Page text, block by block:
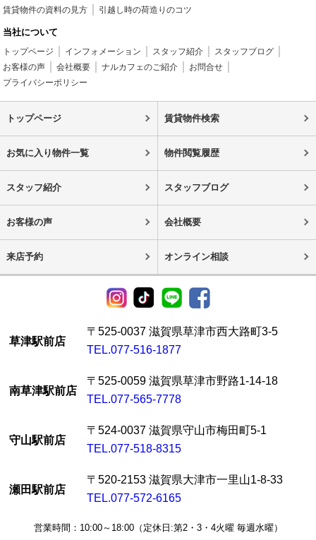
賃貸物件の資料の見方
引越し時の荷造りのコツ
当社について
トップページ インフォメーション スタッフ紹介
スタッフブログ
お客様の声
会社概要 ナルカフェのご紹介
お問合せ
プライバシーポリシー
トップページ 賃貸物件検索
お気に入り物件一覧 物件閲覧履歴
スタッフ紹介 スタッフブログ
お客様の声 会社概要
来店予約 オンライン相談
草津駅前店
〒525-0037 滋賀県草津市西大路町3-5
TEL.077-516-1877
南草津駅前店
〒525-0059 滋賀県草津市野路1-14-18
TEL.077-565-7778
守山駅前店
〒524-0037 滋賀県守山市梅田町5-1
TEL.077-518-8315
瀬田駅前店
〒520-2153 滋賀県大津市一里山1-8-33
TEL.077-572-6165
営業時間：10:00～18:00（定休日:第2・3・4火曜 毎週水曜）